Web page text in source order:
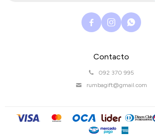
Contacto
092 370 995
rumbagift@gmail.com
  